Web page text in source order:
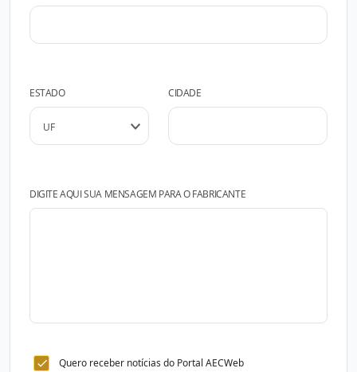
ESTADO CIDADE
DIGITE AQUI SUA MENSAGEM PARA O FABRICANTE
Quero receber notícias do Portal AECWeb